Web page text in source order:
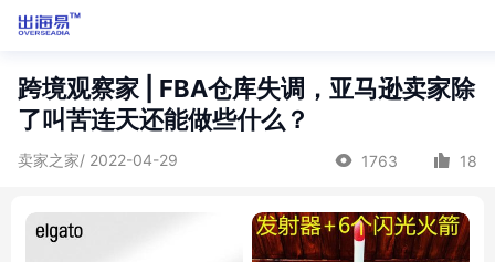
跨境观察家 | FBA仓库失调，亚马逊卖家除
了叫苦连天还能做些什么？
卖家之家/ 2022-04-29 1763 18